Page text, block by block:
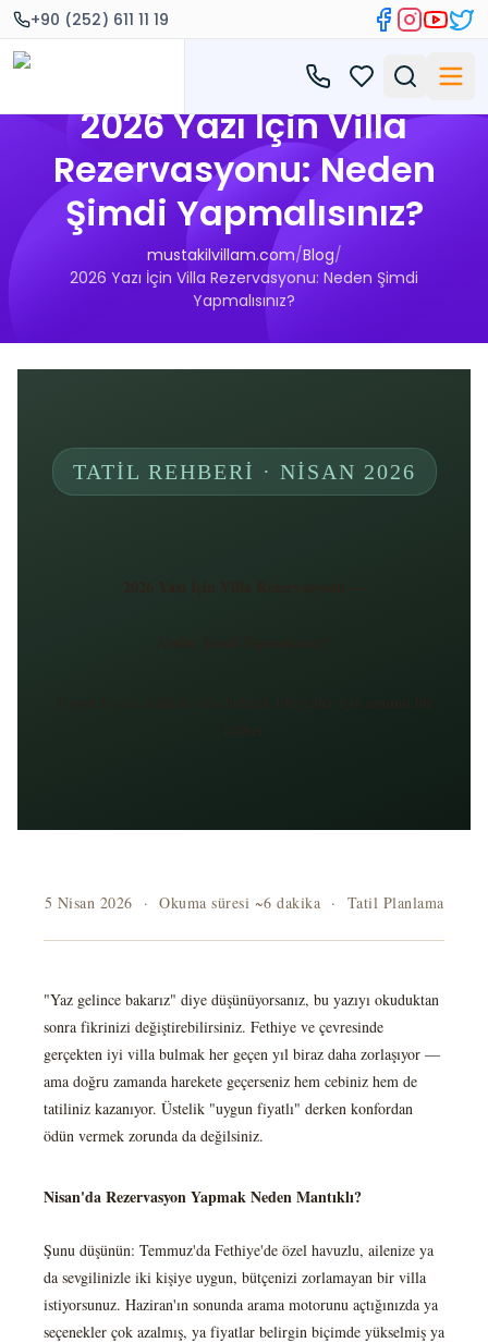
+90 (252) 611 11 19
2026 Yazı İçin Villa
Rezervasyonu: Neden
Şimdi Yapmalısınız?
mustakilvillam.com/Blog/
2026 Yazı İçin Villa Rezervasyonu: Neden Şimdi
Yapmalısınız?
TATIL REHBERI · NISAN 2026
5 Nisan 2026 · Okuma süresi ~6 dakika · Tatil Planlama
"Yaz gelince bakarız" diye düşünüyorsanız, bu yazıyı okuduktan
sonra fikrinizi değiştirebilirsiniz. Fethiye ve çevresinde
gerçekten iyi villa bulmak her geçen yıl biraz daha zorlaşıyor —
ama doğru zamanda harekete geçerseniz hem cebiniz hem de
tatiliniz kazanıyor. Üstelik "uygun fiyatlı" derken konfordan
ödün vermek zorunda da değilsiniz.
Nisan'da Rezervasyon Yapmak Neden Mantıklı?
Şunu düşünün: Temmuz'da Fethiye'de özel havuzlu, ailenize ya
da sevgilinizle iki kişiye uygun, bütçenizi zorlamayan bir villa
istiyorsunuz. Haziran'ın sonunda arama motorunu açtığınızda ya
seçenekler çok azalmış, ya fiyatlar belirgin biçimde yükselmiş ya